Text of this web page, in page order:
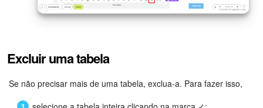
Excluir uma tabela
Se não precisar mais de uma tabela, exclua-a. Para fazer isso,